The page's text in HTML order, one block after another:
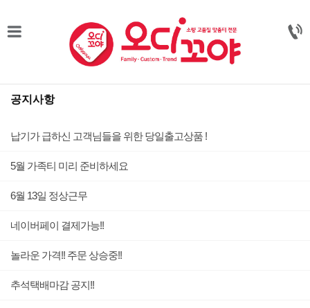
공지사항
납기가 급하신 고객님들을 위한 당일출고상품 !
5월 가족티 미리 준비하세요
6월 13일 정상근무
네이버페이 결제가능!!
놀라운 가격!! 주문 상승중!!
추석택배마감 공지!!